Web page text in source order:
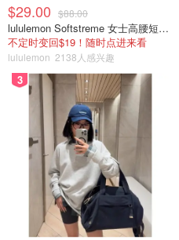
$29.00 $88.00
lululemon Softstreme 女士高腰短裤 10cm
不定时变回$19！随时点进来看
lululemon 2138人感兴趣
3